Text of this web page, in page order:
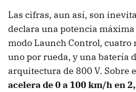
Las cifras, aun así, son
declara una potencia máxima
modo Launch Control, cuatro
uno por rueda, y una batería
arquitectura de 800 V. Sobre
acelera de 0 a 100 km/h en